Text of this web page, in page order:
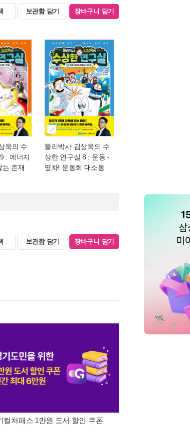
보관함 담기 장바구니 담기
욱의 수
: 에너지
는 존재
물리박사 김상욱의 수
상한 연구실 8 : 운동 -
영차! 운동회 대소동
보관함 담기 장바구니 담기
컬처패스 1만원 도서 할인 쿠폰